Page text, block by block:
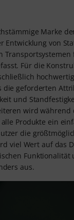
Marke
Entwicklung von
Transportsystemen
Für die
die geforderten
und
wird während
Produkte ein
die
viel Wert auf das
Funktionalität
aus.